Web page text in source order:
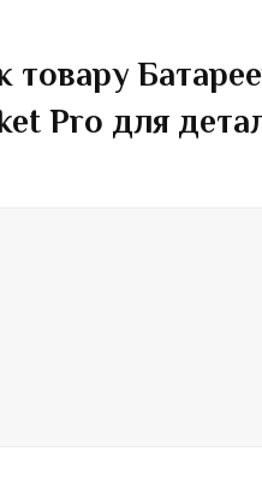
товару
Pro для